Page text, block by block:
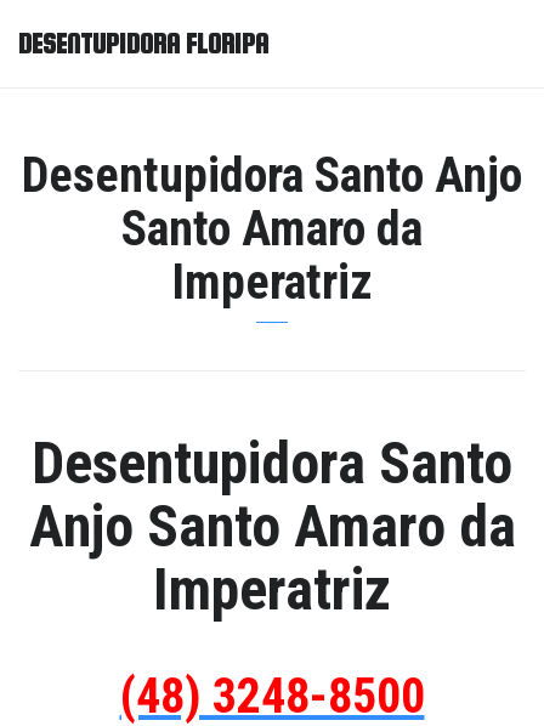
DESENTUPIDORA FLORIPA
Desentupidora Santo Anjo
Santo Amaro da
Imperatriz
Desentupidora Santo
Anjo Santo Amaro da
Imperatriz
(48) 3248-8500